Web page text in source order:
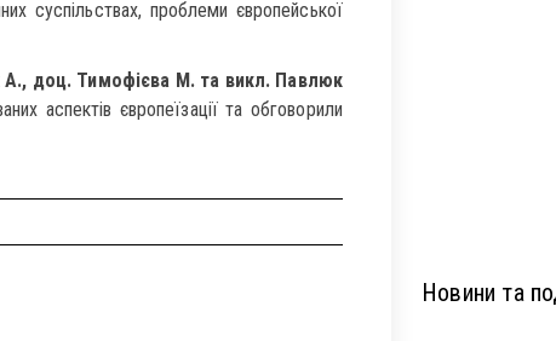
суспільствах, проблеми європейської
доц. Тимофієва М. та викл. Павлюк
аспектів європеїзації та обговорили
Новини та